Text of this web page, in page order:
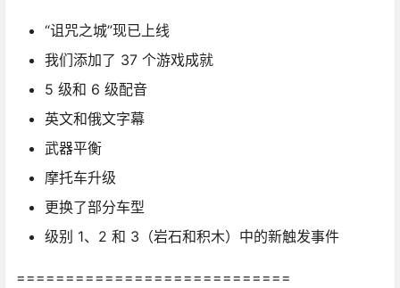
“诅咒之城”现已上线
我们添加了 37 个游戏成就
5 级和 6 级配音
英文和俄文字幕
武器平衡
摩托车升级
更换了部分车型
级别 1、2 和 3（岩石和积木）中的新触发事件
============================